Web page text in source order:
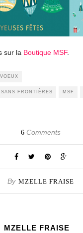
sur la Boutique MSF.
FRONTIÈRES MSF
6 Comments
By MZELLE FRAISE
MZELLE FRAISE